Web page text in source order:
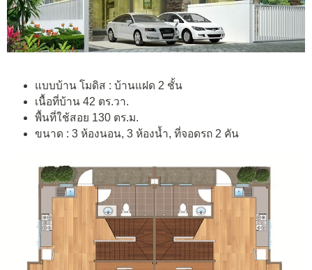
แบบบ้าน โมดิส : บ้านแฝด 2 ชั้น
เนื้อที่บ้าน 42 ตร.วา.
พื้นที่ใช้สอย 130 ตร.ม.
ขนาด : 3 ห้องนอน, 3 ห้องน้ำ, ที่จอดรถ 2 คัน